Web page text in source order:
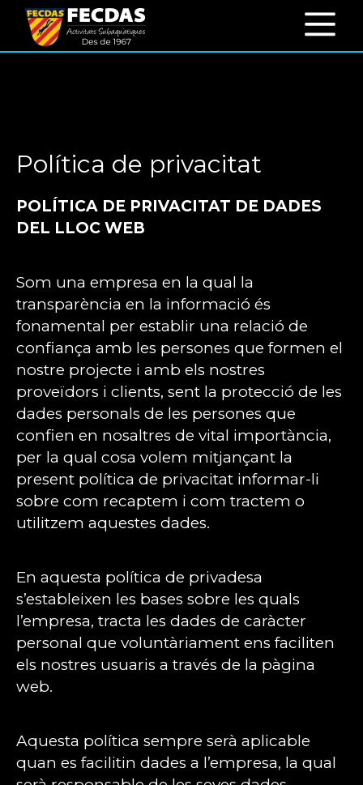
Política de privacitat
POLÍTICA DE PRIVACITAT DE DADES
DEL LLOC WEB
Som una empresa en la qual la
transparència en la informació és
fonamental per establir una relació de
confiança amb les persones que formen el
nostre projecte i amb els nostres
proveïdors i clients, sent la protecció de les
dades personals de les persones que
confien en nosaltres de vital importància,
per la qual cosa volem mitjançant la
present política de privacitat informar-li
sobre com recaptem i com tractem o
utilitzem aquestes dades.
En aquesta política de privadesa
s’estableixen les bases sobre les quals
l’empresa, tracta les dades de caràcter
personal que voluntàriament ens faciliten
els nostres usuaris a través de la pàgina
web.
Aquesta política sempre serà aplicable
quan es facilitin dades a l’empresa, la qual